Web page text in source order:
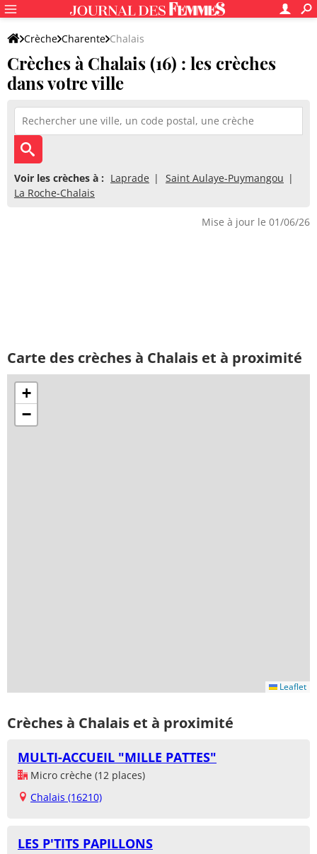
Crèche Charente Chalais
Crèches à Chalais (16) : les crèches
dans votre ville
Voir les crèches à : Laprade
Saint Aulaye-Puymangou
La Roche-Chalais
Mise à jour le 01/06/26
Carte des crèches à Chalais et à proximité
+
−
Leaflet
Crèches à Chalais et à proximité
MULTI-ACCUEIL "MILLE PATTES"
Micro crèche (12 places)
Chalais (16210)
LES P'TITS PAPILLONS